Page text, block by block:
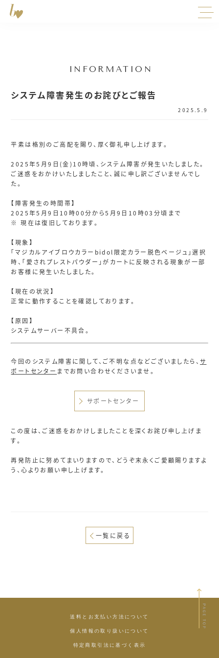
INFORMATION
システム障害発生のお詫びとご報告
2025.5.9
平素は格別のご高配を賜り、厚く御礼申し上げます。
2025年5月9日(金)10時頃、システム障害が発生いたしました。
ご迷惑をおかけいたしましたこと、誠に申し訳ございませんでし
た。
【障害発生の時間帯】
2025年5月9日10時00分から5月9日10時03分頃まで
※ 現在は復旧しております。
【現象】
「マジカルアイブロウカラーbidol限定カラー脱色ベージュ」選択
時、「愛されプレストパウダー」がカートに反映される現象が一部
お客様に発生いたしました。
【現在の状況】
正常に動作することを確認しております。
【原因】
システムサーバー不具合。
今回のシステム障害に関して、ご不明な点などございましたら、サ
ポートセンター までお問い合わせくださいませ。
サポートセンター
この度は、ご迷惑をおかけしましたことを深くお詫び申し上げま
す。
再発防止に努めてまいりますので、どうぞ末永くご愛顧賜りますよ
う、心よりお願い申し上げます。
一覧に戻る
送料とお支払い方法について
個人情報の取り扱いについて
特定商取引法に基づく表示